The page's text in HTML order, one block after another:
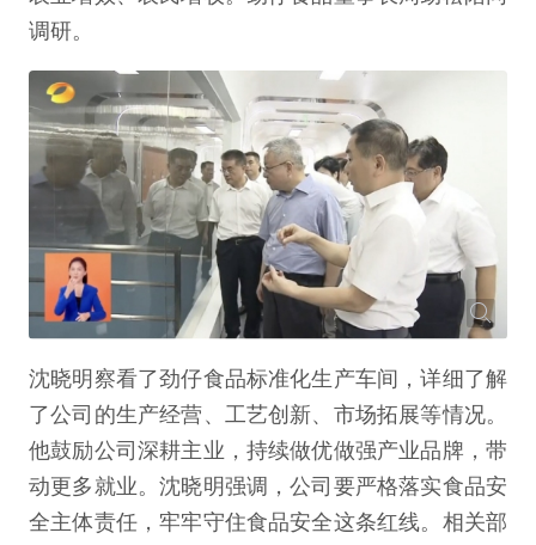
调研。
沈晓明察看了劲仔食品标准化生产车间，详细了解
了公司的生产经营、工艺创新、市场拓展等情况。
他鼓励公司深耕主业，持续做优做强产业品牌，带
动更多就业。沈晓明强调，公司要严格落实食品安
全主体责任，牢牢守住食品安全这条红线。相关部